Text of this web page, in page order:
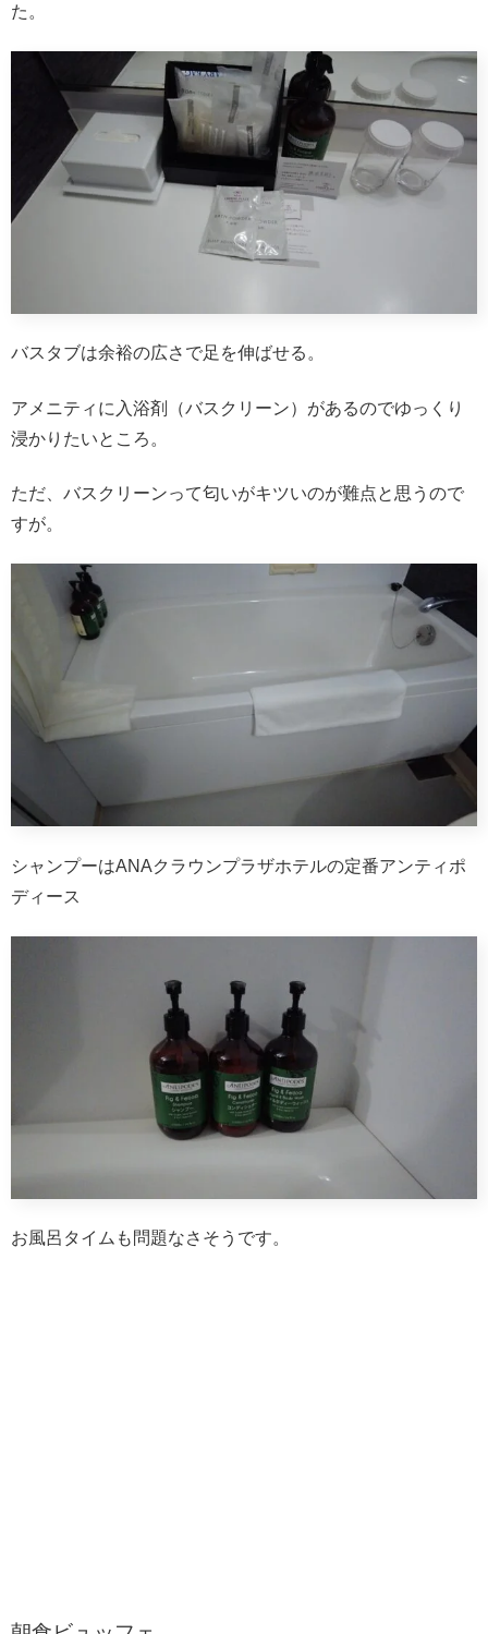
た。
バスタブは余裕の広さで足を伸ばせる。
アメニティに入浴剤（バスクリーン）があるのでゆっくり
浸かりたいところ。
ただ、バスクリーンって匂いがキツいのが難点と思うので
すが。
シャンプーはANAクラウンプラザホテルの定番アンティポ
ディース
お風呂タイムも問題なさそうです。